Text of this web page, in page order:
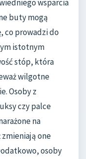
wsparcia
buty mogą
co prowadzi do
istotnym
stóp, która
wilgotne
Osoby z
czy palce
na
one
osoby